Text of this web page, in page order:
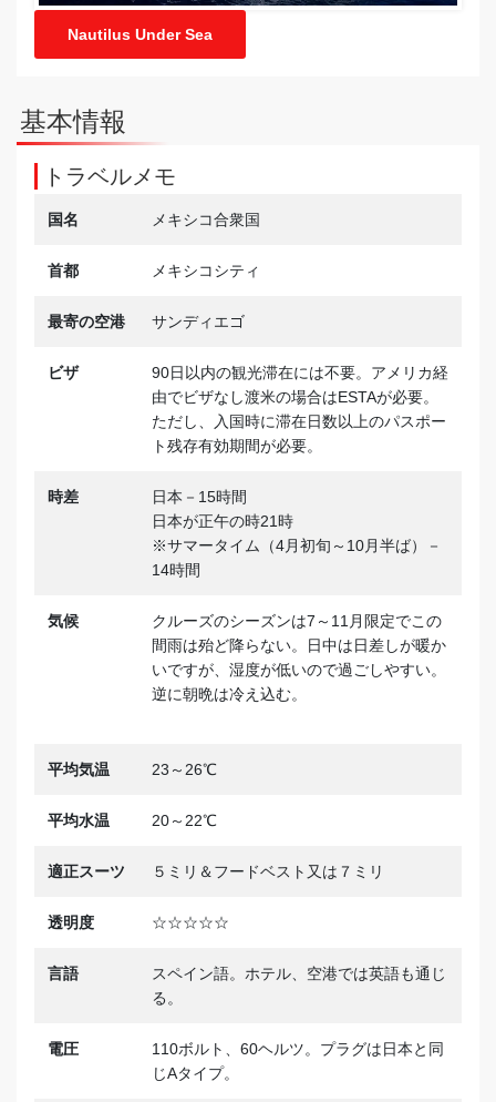
Nautilus Under Sea
基本情報
トラベルメモ
国名 メキシコ合衆国
首都 メキシコシティ
最寄の空港 サンディエゴ
ビザ
90日以内の観光滞在には不要。アメリカ経
由でビザなし渡米の場合はESTAが必要。
ただし、入国時に滞在日数以上のパスポー
ト残存有効期間が必要。
時差
日本－15時間
日本が正午の時21時
※サマータイム（4月初旬～10月半ば）－
14時間
気候
クルーズのシーズンは7～11月限定でこの
間雨は殆ど降らない。日中は日差しが暖か
いですが、湿度が低いので過ごしやすい。
逆に朝晩は冷え込む。
平均気温 23～26℃
平均水温 20～22℃
適正スーツ ５ミリ＆フードベスト又は７ミリ
透明度 ☆☆☆☆☆
言語
スペイン語。ホテル、空港では英語も通じ
る。
電圧
110ボルト、60ヘルツ。プラグは日本と同
じAタイプ。